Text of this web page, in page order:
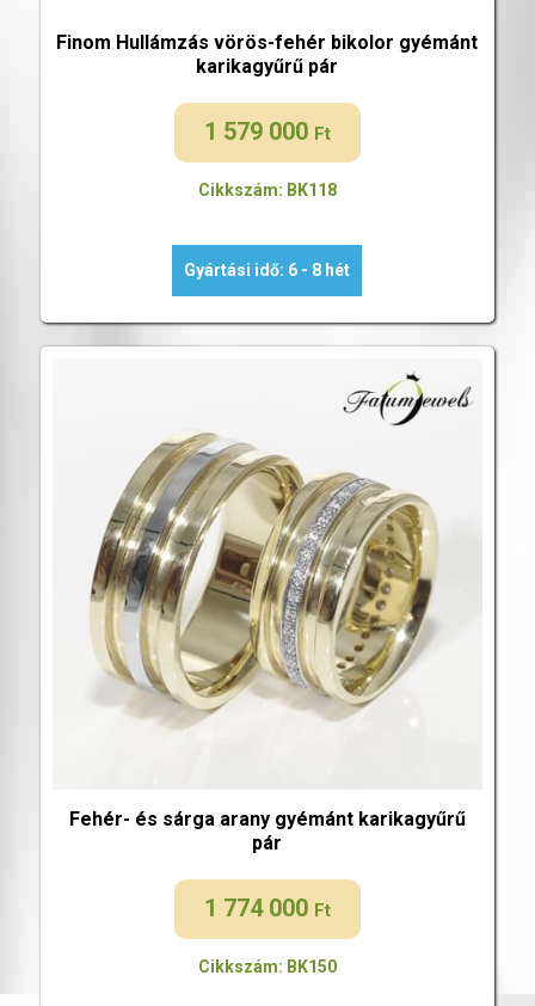
Finom Hullámzás vörös-fehér bikolor gyémánt
karikagyűrű pár
1 579 000 Ft
Cikkszám: BK118
Gyártási idő: 6 - 8 hét
Fehér- és sárga arany gyémánt karikagyűrű
pár
1 774 000 Ft
Cikkszám: BK150